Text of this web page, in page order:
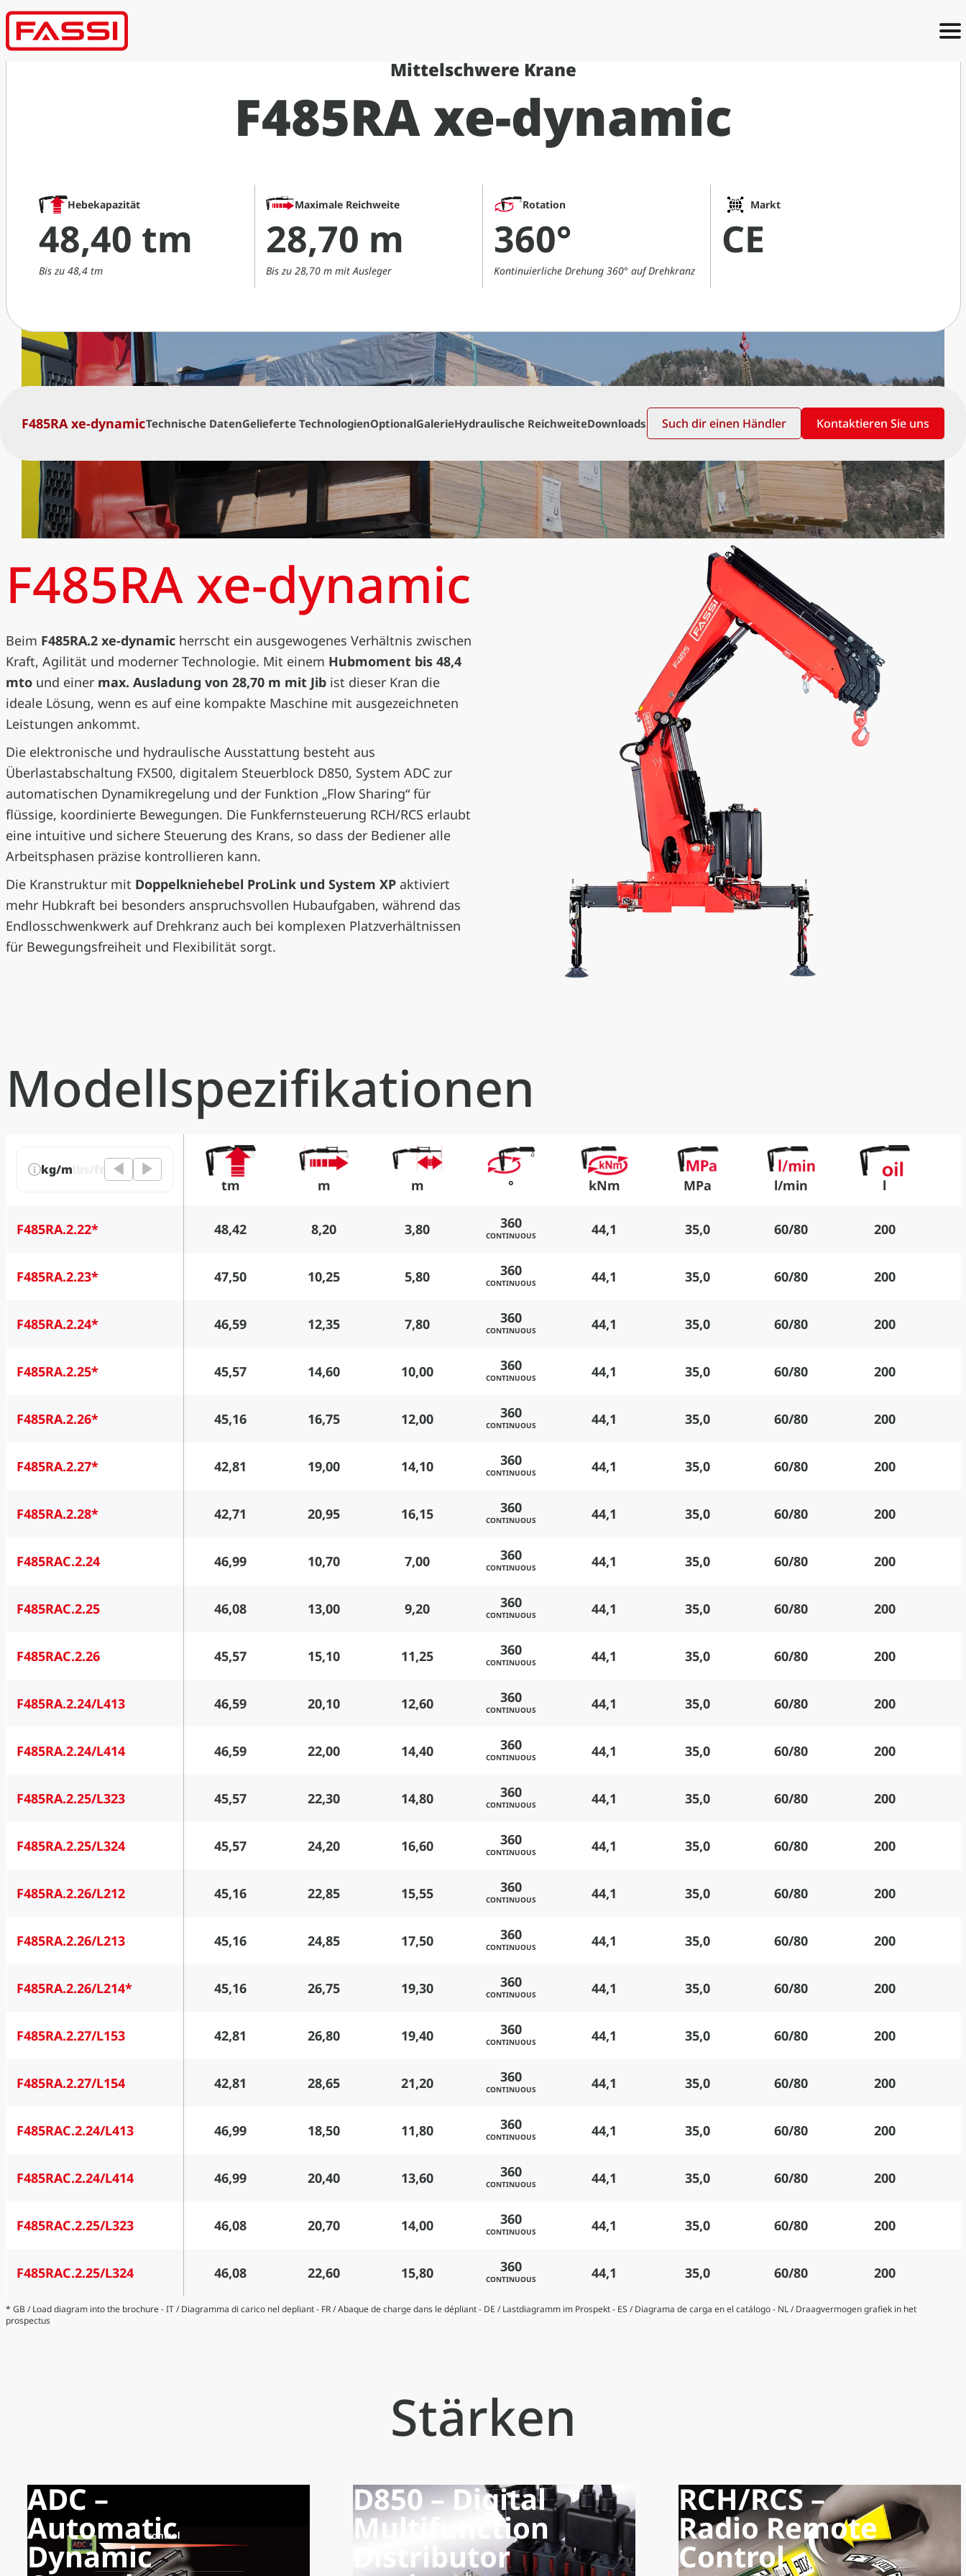
Mittelschwere Krane
F485RA xe-dynamic
Hebekapazität
48,40 tm
Bis zu 48,4 tm
Maximale Reichweite
28,70 m
Bis zu 28,70 m mit Ausleger
Rotation
360°
Kontinuierliche Drehung 360° auf Drehkranz
Markt
CE
F485RA xe-dynamicTechnische DatenGelieferte TechnologienOptionalGalerieHydraulische ReichweiteDownloads Such dir einen Händler Kontaktieren Sie uns
F485RA xe-dynamic
Beim F485RA.2 xe-dynamicherrscht ein ausgewogenes Verhältnis zwischen
Kraft, Agilität und moderner Technologie. Mit einem Hubmoment bis 48,4
mtound einer max. Ausladung von 28,70 m mit Jib ist dieser Kran die
ideale Lösung, wenn es auf eine kompakte Maschine mit ausgezeichneten
Leistungen ankommt.
Die elektronische und hydraulische Ausstattung besteht aus
Überlastabschaltung FX500, digitalem Steuerblock D850, System ADC zur
automatischen Dynamikregelung und der Funktion „Flow Sharing“ für
flüssige, koordinierte Bewegungen. Die Funkfernsteuerung RCH/RCS erlaubt
eine intuitive und sichere Steuerung des Krans, so dass der Bediener alle
Arbeitsphasen präzise kontrollieren kann.
Die Kranstruktur mit Doppelkniehebel ProLink und System XPaktiviert
mehr Hubkraft bei besonders anspruchsvollen Hubaufgaben, während das
Endlosschwenkwerk auf Drehkranz auch bei komplexen Platzverhältnissen
für Bewegungsfreiheit und Flexibilität sorgt.
Modellspezifikationen
kg/m
tm m m ° kNm MPa l/min l
F485RA.2.22* 48,42 8,20 3,80 360
CONTINUOUS 44,1 35,0 60/80 200
F485RA.2.23* 47,50 10,25 5,80 360
CONTINUOUS 44,1 35,0 60/80 200
F485RA.2.24* 46,59 12,35 7,80 360
CONTINUOUS 44,1 35,0 60/80 200
F485RA.2.25* 45,57 14,60 10,00 360
CONTINUOUS 44,1 35,0 60/80 200
F485RA.2.26* 45,16 16,75 12,00 360
CONTINUOUS 44,1 35,0 60/80 200
F485RA.2.27* 42,81 19,00 14,10 360
CONTINUOUS 44,1 35,0 60/80 200
F485RA.2.28* 42,71 20,95 16,15 360
CONTINUOUS 44,1 35,0 60/80 200
F485RAC.2.24 46,99 10,70 7,00 360
CONTINUOUS 44,1 35,0 60/80 200
F485RAC.2.25 46,08 13,00 9,20 360
CONTINUOUS 44,1 35,0 60/80 200
F485RAC.2.26 45,57 15,10 11,25 360
CONTINUOUS 44,1 35,0 60/80 200
F485RA.2.24/L413 46,59 20,10 12,60 360
CONTINUOUS 44,1 35,0 60/80 200
F485RA.2.24/L414 46,59 22,00 14,40 360
CONTINUOUS 44,1 35,0 60/80 200
F485RA.2.25/L323 45,57 22,30 14,80 360
CONTINUOUS 44,1 35,0 60/80 200
F485RA.2.25/L324 45,57 24,20 16,60 360
CONTINUOUS 44,1 35,0 60/80 200
F485RA.2.26/L212 45,16 22,85 15,55 360
CONTINUOUS 44,1 35,0 60/80 200
F485RA.2.26/L213 45,16 24,85 17,50 360
CONTINUOUS 44,1 35,0 60/80 200
F485RA.2.26/L214* 45,16 26,75 19,30 360
CONTINUOUS 44,1 35,0 60/80 200
F485RA.2.27/L153 42,81 26,80 19,40 360
CONTINUOUS 44,1 35,0 60/80 200
F485RA.2.27/L154 42,81 28,65 21,20 360
CONTINUOUS 44,1 35,0 60/80 200
F485RAC.2.24/L413 46,99 18,50 11,80 360
CONTINUOUS 44,1 35,0 60/80 200
F485RAC.2.24/L414 46,99 20,40 13,60 360
CONTINUOUS 44,1 35,0 60/80 200
F485RAC.2.25/L323 46,08 20,70 14,00 360
CONTINUOUS 44,1 35,0 60/80 200
F485RAC.2.25/L324 46,08 22,60 15,80 360
CONTINUOUS 44,1 35,0 60/80 200
* GB / Load diagram into the brochure - IT / Diagramma di carico nel depliant - FR / Abaque de charge dans le dépliant - DE / Lastdiagramm im Prospekt - ES / Diagrama de carga en el catálogo - NL / Draagvermogen grafiek in het
prospectus
Stärken
ADC –
Automatic
Dynamic
D850 – Digital
Multifunction
Distributor
RCH/RCS –
Radio Remote
Control